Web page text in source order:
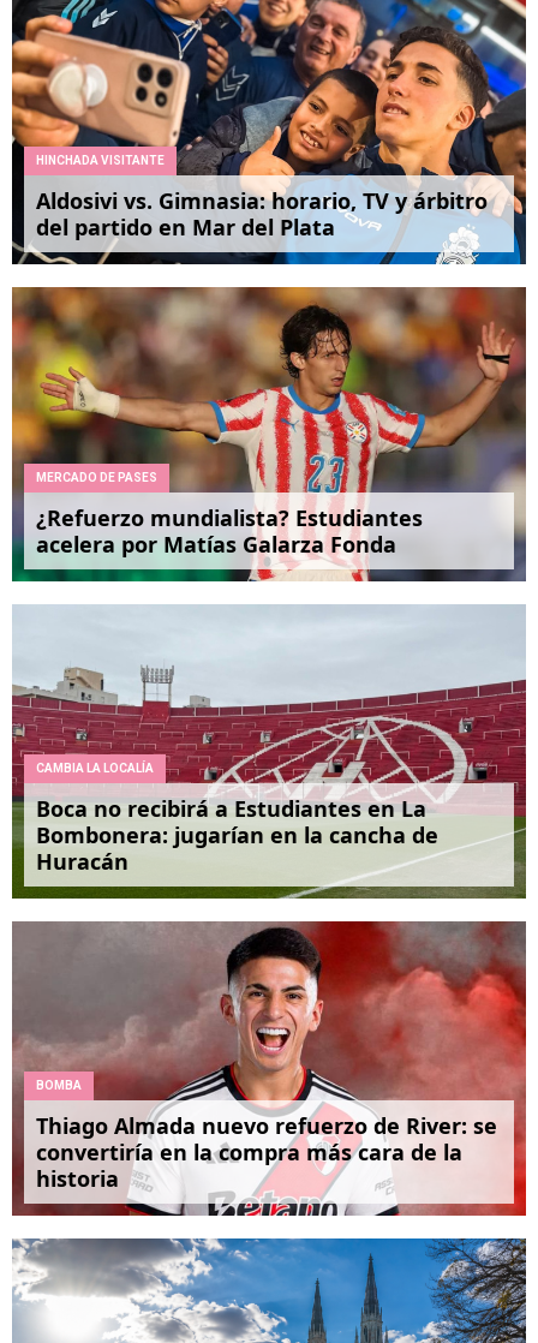
HINCHADA VISITANTE
Aldosivi vs. Gimnasia: horario, TV y árbitro
del partido en Mar del Plata
MERCADO DE PASES
¿Refuerzo mundialista? Estudiantes
acelera por Matías Galarza Fonda
CAMBIA LA LOCALÍA
Boca no recibirá a Estudiantes en La
Bombonera: jugarían en la cancha de
Huracán
BOMBA
Thiago Almada nuevo refuerzo de River: se
convertiría en la compra más cara de la
historia